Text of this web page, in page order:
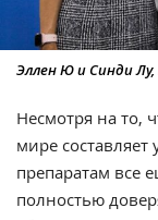
Эллен Ю и Синди
Несмотря на то,
мире
препаратам все
полностью